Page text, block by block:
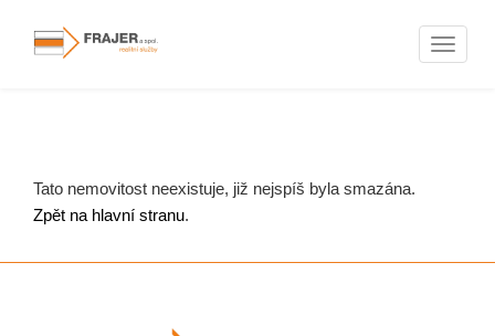
Tato nemovitost neexistuje, již nejspíš byla smazána.
Zpět na hlavní stranu.